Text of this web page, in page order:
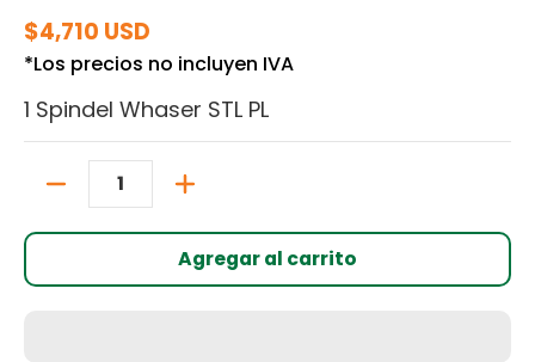
$4,710 USD
*Los precios no incluyen IVA
1 Spindel Whaser STL PL
Agregar al carrito